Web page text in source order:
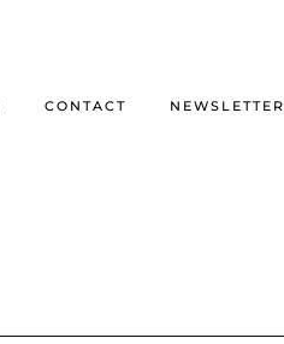
CONTACT NEWSLETTER